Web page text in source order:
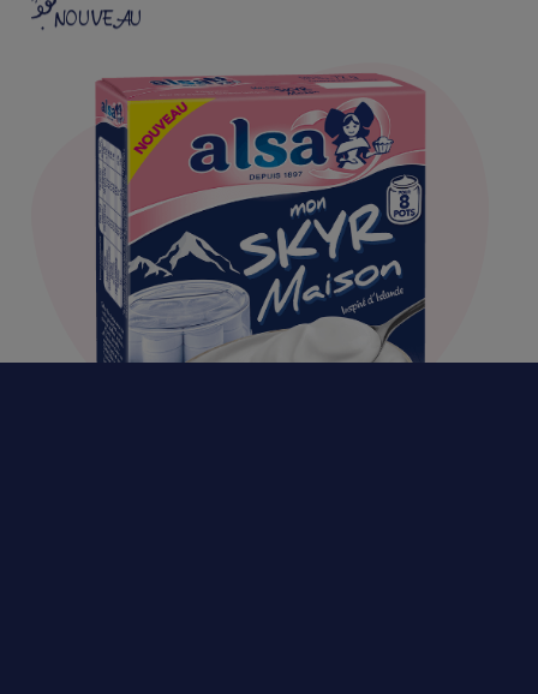
NOUVEAU